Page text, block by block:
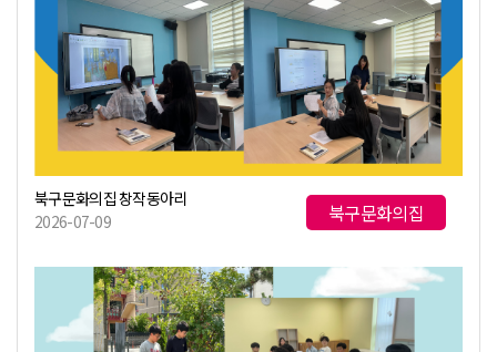
북구문화의집 창작동아리
2026-07-09
북구문화의집